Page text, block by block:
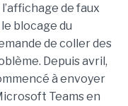
de faux
blocage du
de coller des
Depuis avril,
à envoyer
Teams en